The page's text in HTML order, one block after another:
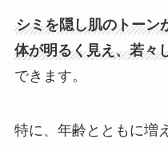
シミを隠し肌のトーン
体が明るく見え、若々
できます。
特に、年齢とともに増